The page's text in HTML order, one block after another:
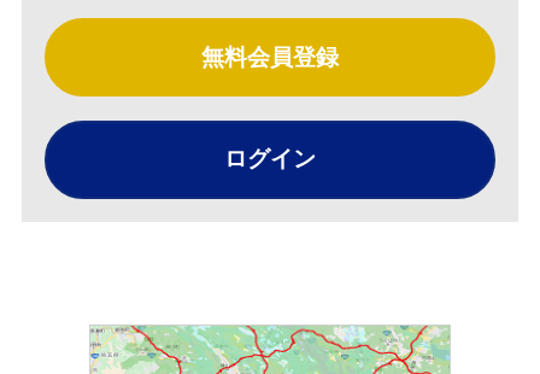
無料会員登録
ログイン